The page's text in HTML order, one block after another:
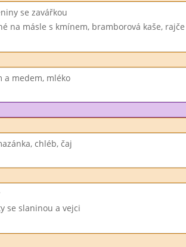
se zavářkou
na másle s kmínem, bramborová kaše, rajče
a medem, mléko
chléb, čaj
se slaninou a vejci